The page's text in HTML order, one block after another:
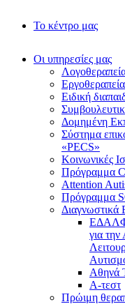
Το κέντρο μας
Οι υπηρεσίες μας
Ειδική
Δομημένη
Σύστημα
«PECS»
Κοινωνικές
Πρόγραμμα
Attention
Πρόγραμμα
Διαγνωστικά
για
Αθηνά
Α-τεστ
Πρώιμη